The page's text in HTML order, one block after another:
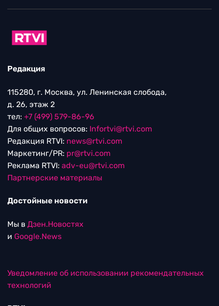
Редакция
115280, г. Москва, ул. Ленинская слобода,
д. 26, этаж 2
тел: +7 (499) 579-86-96
Для общих вопросов: Infortvi@rtvi.com
Редакция RTVI: news@rtvi.com
Маркетинг/PR: pr@rtvi.com
Реклама RTVI: adv-eu@rtvi.com
Партнерские материалы
Достойные новости
Мы в Дзен.Новостях
и Google.News
Уведомление об использовании рекомендательных
технологий